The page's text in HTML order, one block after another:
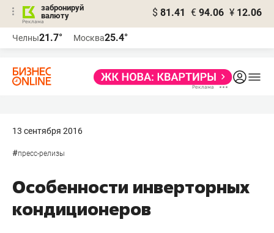
забронируй
валюту
$ 81.41 € 94.06 ¥ 12.06
Челны21.7° Москва25.4°
13 сентября 2016
#пресс-релизы
Особенности инверторных
кондиционеров